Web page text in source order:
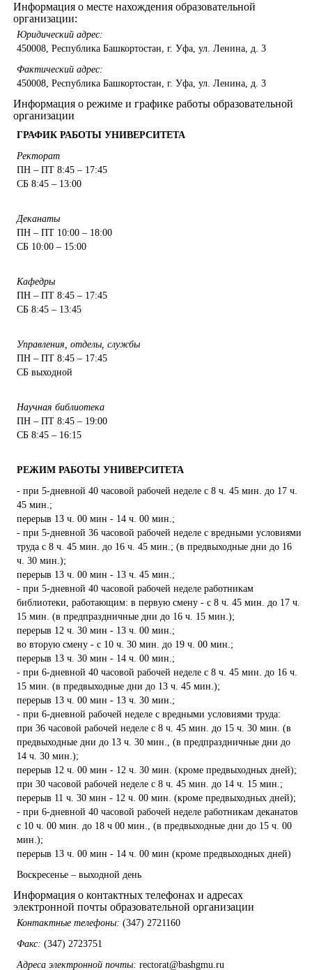
Информация о месте нахождения образовательной
организации:
Юридический адрес:
450008, Республика Башкортостан, г. Уфа, ул. Ленина, д. 3
Фактический адрес:
450008, Республика Башкортостан, г. Уфа, ул. Ленина, д. 3
Информация о режиме и графике работы образовательной
организации
ГРАФИК РАБОТЫ УНИВЕРСИТЕТА
Ректорат
ПН – ПТ 8:45 – 17:45
СБ 8:45 – 13:00
Деканаты
ПН – ПТ 10:00 – 18:00
СБ 10:00 – 15:00
Кафедры
ПН – ПТ 8:45 – 17:45
СБ 8:45 – 13:45
Управления, отделы, службы
ПН – ПТ 8:45 – 17:45
СБ выходной
Научная библиотека
ПН – ПТ 8:45 – 19:00
СБ 8:45 – 16:15
РЕЖИМ РАБОТЫ УНИВЕРСИТЕТА
- при 5-дневной 40 часовой рабочей неделе с 8 ч. 45 мин. до 17 ч.
45 мин.;
перерыв 13 ч. 00 мин - 14 ч. 00 мин.;
- при 5-дневной 36 часовой рабочей неделе с вредными условиями
труда с 8 ч. 45 мин. до 16 ч. 45 мин.; (в предвыходные дни до 16
ч. 30 мин.);
перерыв 13 ч. 00 мин - 13 ч. 45 мин.;
- при 5-дневной 40 часовой рабочей неделе работникам
библиотеки, работающим: в первую смену - с 8 ч. 45 мин. до 17 ч.
15 мин. (в предпраздничные дни до 16 ч. 15 мин.);
перерыв 12 ч. 30 мин - 13 ч. 00 мин.;
во вторую смену - с 10 ч. 30 мин. до 19 ч. 00 мин.;
перерыв 13 ч. 30 мин - 14 ч. 00 мин.;
- при 6-дневной 40 часовой рабочей неделе с 8 ч. 45 мин. до 16 ч.
15 мин. (в предвыходные дни до 13 ч. 45 мин.);
перерыв 13 ч. 00 мин - 13 ч. 30 мин.;
- при 6-дневной рабочей неделе с вредными условиями труда:
при 36 часовой рабочей неделе с 8 ч. 45 мин. до 15 ч. 30 мин. (в
предвыходные дни до 13 ч. 30 мин., (в предпраздничные дни до
14 ч. 30 мин.);
перерыв 12 ч. 00 мин - 12 ч. 30 мин. (кроме предвыходных дней);
при 30 часовой рабочей неделе с 8 ч. 45 мин. до 14 ч. 15 мин.;
перерыв 11 ч. 30 мин - 12 ч. 00 мин. (кроме предвыходных дней);
- при 6-дневной 40 часовой рабочей неделе работникам деканатов
с 10 ч. 00 мин. до 18 ч 00 мин., (в предвыходные дни до 15 ч. 00
мин.);
перерыв 13 ч. 00 мин - 14 ч. 00 мин (кроме предвыходных дней)
Воскресенье – выходной день
Информация о контактных телефонах и адресах
электронной почты образовательной организации
Контактные телефоны: (347) 2721160
Факс: (347) 2723751
Адреса электронной почты: rectorat@bashgmu.ru